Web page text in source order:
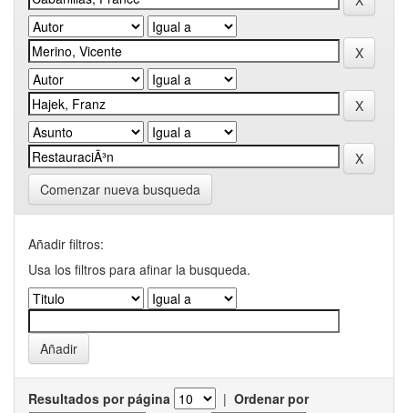
Comenzar nueva busqueda
Añadir filtros:
Usa los filtros para afinar la busqueda.
Resultados por página | Ordenar por